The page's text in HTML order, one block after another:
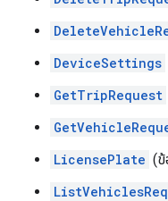
DeviceSettings
GetTripRequest
LicensePlate (ข้